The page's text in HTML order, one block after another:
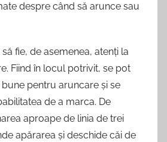
despre când să arunce sau
fie, de asemenea, atenți la
Fiind în locul potrivit, se pot
pentru aruncare și se
de a marca. De
aproape de linia de trei
apărarea și deschide căi de